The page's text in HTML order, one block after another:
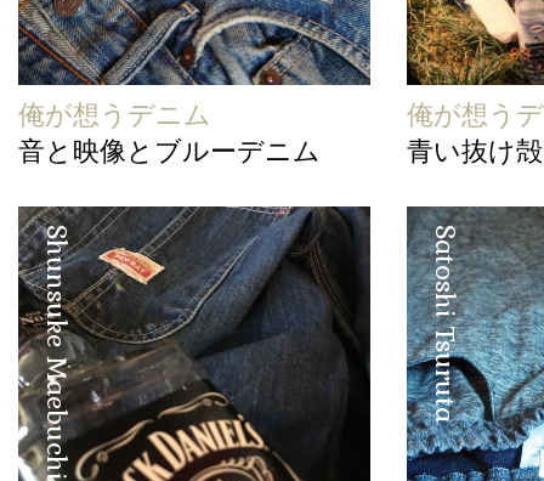
俺が想うデニム
音と映像とブルーデニム
俺が想う
青い抜け
Shunsuke Maebuchi Satoshi Tsuruta